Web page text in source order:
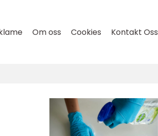
Om oss Cookies Kontakt Oss